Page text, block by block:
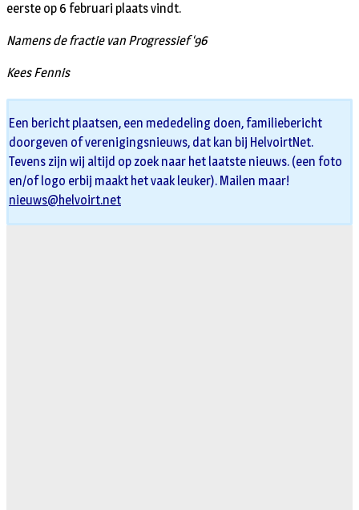
eerste op 6 februari plaats vindt.
Namens de fractie van Progressief ‘96
Kees Fennis
Een bericht plaatsen, een mededeling doen, familiebericht
doorgeven of verenigingsnieuws, dat kan bij HelvoirtNet.
Tevens zijn wij altijd op zoek naar het laatste nieuws. (een foto
en/of logo erbij maakt het vaak leuker). Mailen maar!
nieuws@helvoirt.net